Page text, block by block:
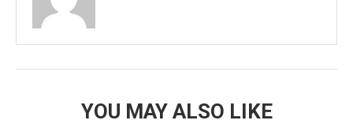
YOU MAY ALSO LIKE